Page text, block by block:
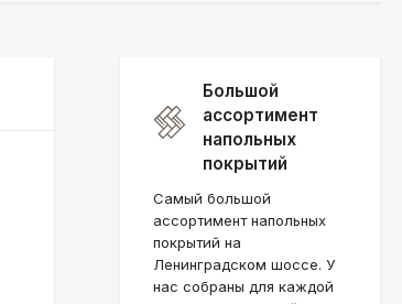
Большой
ассортимент
напольных
покрытий
Самый большой
ассортимент напольных
покрытий на
Ленинградском шоссе. У
нас собраны для каждой